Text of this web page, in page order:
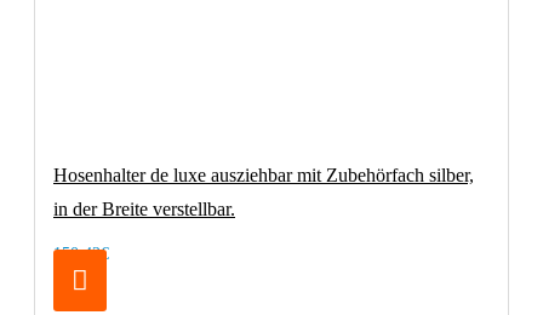
Hosenhalter de luxe ausziehbar mit Zubehörfach silber,
in der Breite verstellbar.
150,42€